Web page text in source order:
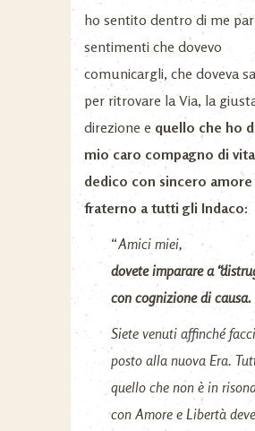
ho sentito dentro di me
sentimenti che dovevo
comunicargli, che doveva
per ritrovare la Via, la
direzione e quello che ho
mio caro compagno di
dedico con sincero amore
fraterno a tutti gli Indaco:
“Amici miei,
dovete imparare a
con cognizione di causa.
Siete venuti affinché
posto alla nuova Era.
quello che non è in
con Amore e Libertà deve